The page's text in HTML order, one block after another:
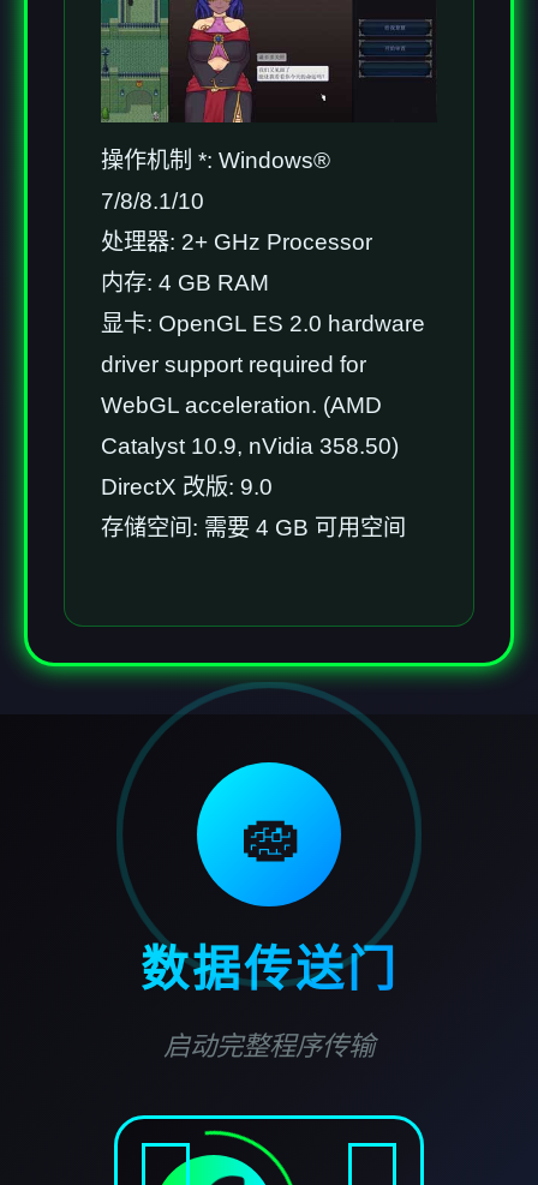
操作机制 *: Windows®
7/8/8.1/10
处理器: 2+ GHz Processor
内存: 4 GB RAM
显卡: OpenGL ES 2.0 hardware
driver support required for
WebGL acceleration. (AMD
Catalyst 10.9, nVidia 358.50)
DirectX 改版: 9.0
存储空间: 需要 4 GB 可用空间
🧽
数据传送门
启动完整程序传输